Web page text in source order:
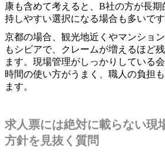
康も含めて考えると、B社の方が長
持しやすい選択になる場合も多いです
京都の場合、観光地近くやマンショ
もシビアで、クレームが増えるほど
ます。現場管理がしっかりしている
時間の使い方がうまく、職人の負担
ます。
求人票には絶対に載らない現
方針を見抜く質問